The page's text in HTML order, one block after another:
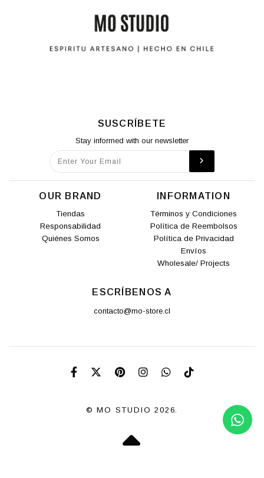
SUSCRÍBETE
Stay informed with our newsletter
OUR BRAND
Tiendas
Responsabilidad
Quiénes Somos
INFORMATION
Términos y Condiciones
Política de Reembolsos
Política de Privacidad
Envíos
Wholesale/ Projects
ESCRÍBENOS A
contacto@mo-store.cl
© MO STUDIO 2026.